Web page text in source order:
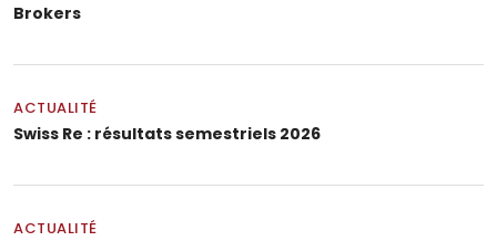
Brokers
ACTUALITÉ
Swiss Re : résultats semestriels 2026
ACTUALITÉ